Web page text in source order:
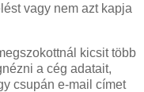
vagy nem azt kapja
kicsit több
a cég adatait,
csupán e-mail címet